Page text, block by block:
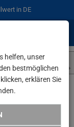
in DE
helfen, unser
bestmöglichen
erklären Sie